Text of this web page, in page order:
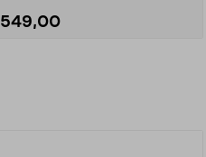
549,00